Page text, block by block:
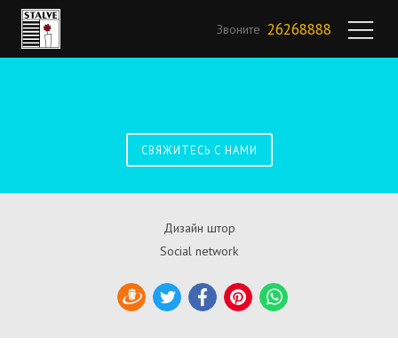
Звоните 26268888
СВЯЖИТЕСЬ С НАМИ
Дизайн штор
Social network
DraugiemTwitterFacebookPinterestWhatsApp